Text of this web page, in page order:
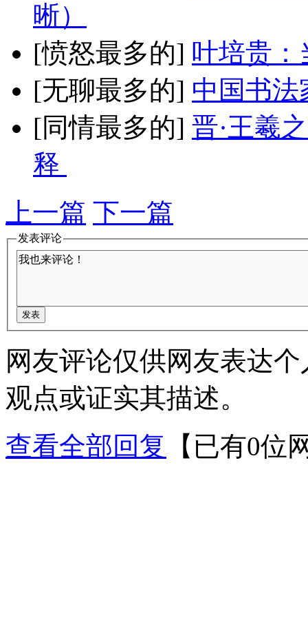
晰）
[愤怒最多的] 叶培贵：
[无聊最多的] 中国书法
[同情最多的] 晋·王羲
释
上一篇 下一篇
发表评论
网友评论仅供网友表达
观点或证实其描述。
查看全部回复
【已有0位